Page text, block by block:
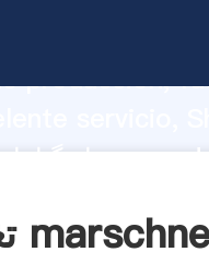
producción,